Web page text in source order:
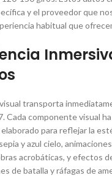
y el proveedor que
habitual que
transporta
Cada componente visual
para reflejar la
y azul cielo,
acrobáticas, y efectos
de batalla y ráfagas de